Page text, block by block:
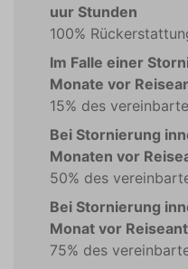
uur Stunden
100%
Im Falle einer
Monate vor
15% des
Bei Stornierung
Monaten vor
50% des
Bei Stornierung
Monat vor
75% des